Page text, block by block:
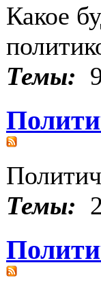
Какое
Темы:
Темы: